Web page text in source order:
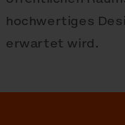
hochwertiges
erwartet wird.